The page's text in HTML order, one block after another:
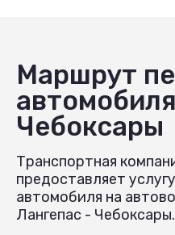
Маршрут
Чебоксары
Транспортная
предоставляет
автомобиля на
Лангепас - Чебоксары.